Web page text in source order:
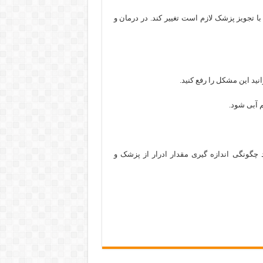
پزشک لازم است تغییر کند. در درمان و
این مشکل را رفع کنید.
آبی شود.
چگونگی اندازه گیری مقدار ادرار از پزشک و